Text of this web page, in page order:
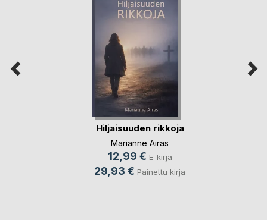
Hiljaisuuden rikkoja
Marianne Airas
12,99 € E-kirja
29,93 € Painettu kirja